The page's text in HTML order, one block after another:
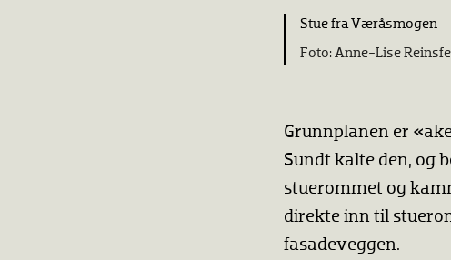
Stue fra Væråsmogen
Anne-Lise
Grunnplanen er
Sundt kalte den, og
stuerommet og
direkte inn til
fasadeveggen.